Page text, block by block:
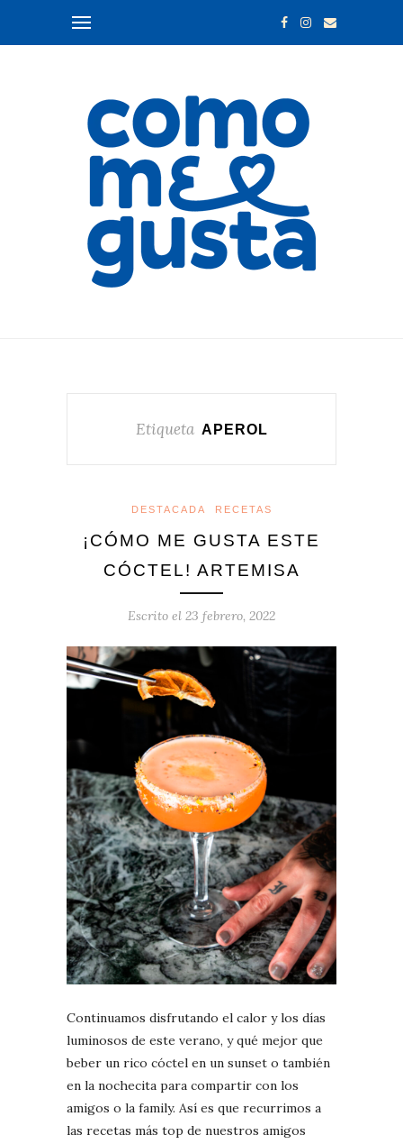
Etiqueta APEROL
DESTACADA RECETAS
¡CÓMO ME GUSTA ESTE
CÓCTEL! ARTEMISA
Escrito el 23 febrero, 2022
Continuamos disfrutando el calor y los días
luminosos de este verano, y qué mejor que
beber un rico cóctel en un sunset o también
en la nochecita para compartir con los
amigos o la family. Así es que recurrimos a
las recetas más top de nuestros amigos